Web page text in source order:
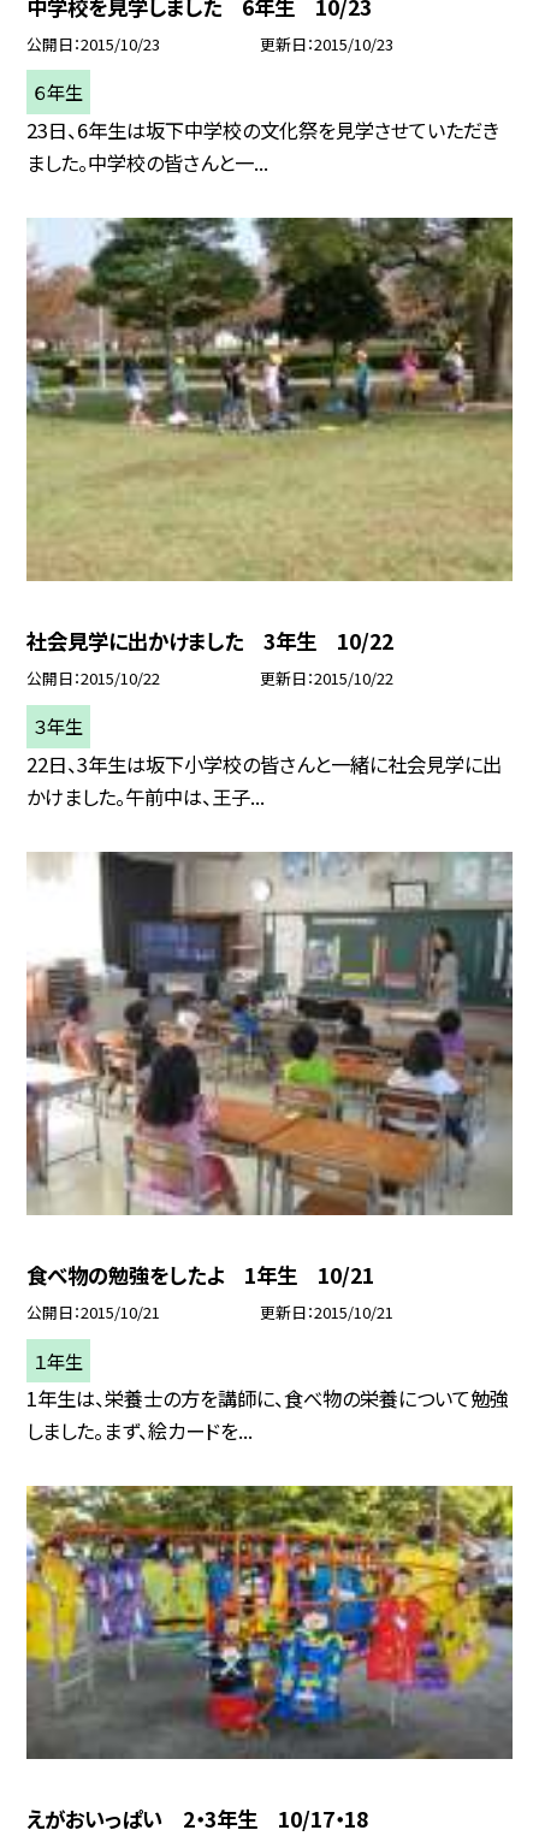
中学校を見学しました 6年生 10/23
公開日 2015/10/23 更新日 2015/10/23
６年生
23日、6年生は坂下中学校の文化祭を見学させていただき
ました。中学校の皆さんと一...
社会見学に出かけました 3年生 10/22
公開日 2015/10/22 更新日 2015/10/22
３年生
22日、3年生は坂下小学校の皆さんと一緒に社会見学に出
かけました。午前中は、王子...
食べ物の勉強をしたよ 1年生 10/21
公開日 2015/10/21 更新日 2015/10/21
１年生
1年生は、栄養士の方を講師に、食べ物の栄養について勉強
しました。まず、絵カードを...
えがおいっぱい 2・3年生 10/17・18